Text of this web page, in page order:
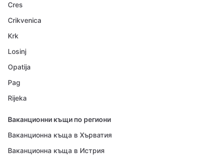
Cres
Crikvenica
Krk
Losinj
Opatija
Pag
Rijeka
Ваканционни къщи по региони
Ваканционна къща в Хърватия
Ваканционна къща в Истрия